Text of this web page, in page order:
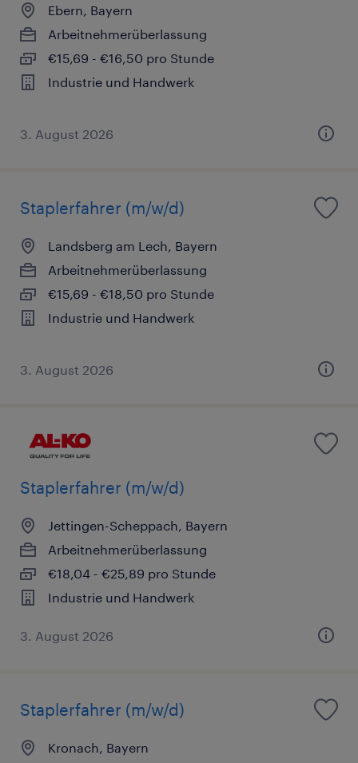
Ebern, Bayern
Arbeitnehmerüberlassung
€15,69 - €16,50 pro Stunde
Industrie und Handwerk
3. August 2026
Staplerfahrer (m/w/d)
Landsberg am Lech, Bayern
Arbeitnehmerüberlassung
€15,69 - €18,50 pro Stunde
Industrie und Handwerk
3. August 2026
Staplerfahrer (m/w/d)
Jettingen-Scheppach, Bayern
Arbeitnehmerüberlassung
€18,04 - €25,89 pro Stunde
Industrie und Handwerk
3. August 2026
Staplerfahrer (m/w/d)
Kronach, Bayern